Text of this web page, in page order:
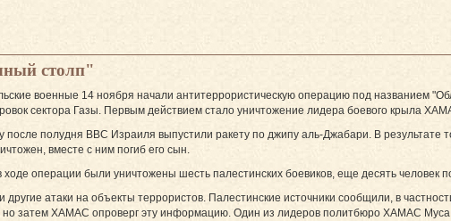
столп"
военные 14 ноября начали антитеррористическую операцию под названием
сектора Газы. Первым действием стало уничтожение лидера боевого крыла
после полудня ВВС Израиля выпустили ракету по джипу аль-Джабари. В результате
вместе с ним погиб его сын.
ходе операции были уничтожены шесть палестинских боевиков, еще десять человек
другие атаки на объекты террористов. Палестинские источники сообщили, в
затем ХАМАС опроверг эту информацию. Один из лидеров политбюро ХАМАС